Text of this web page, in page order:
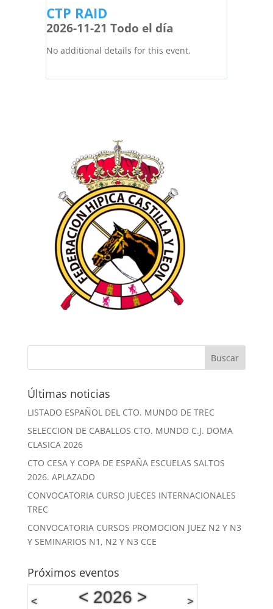
CTP RAID
2026-11-21 Todo el día
No additional details for this event.
Últimas noticias
LISTADO ESPAÑOL DEL CTO. MUNDO DE TREC
SELECCION DE CABALLOS CTO. MUNDO C.J. DOMA
CLASICA 2026
CTO CESA Y COPA DE ESPAÑA ESCUELAS SALTOS
2026. APLAZADO
CONVOCATORIA CURSO JUECES INTERNACIONALES
TREC
CONVOCATORIA CURSOS PROMOCION JUEZ N2 Y N3
Y SEMINARIOS N1, N2 Y N3 CCE
Próximos eventos
< < 2026> >